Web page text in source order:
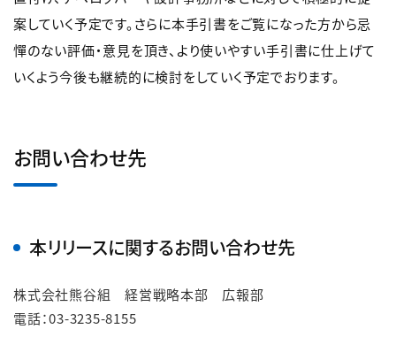
案していく予定です。さらに本手引書をご覧になった方から忌
憚のない評価・意見を頂き、より使いやすい手引書に仕上げて
いくよう今後も継続的に検討をしていく予定でおります。
お問い合わせ先
本リリースに関するお問い合わせ先
株式会社熊谷組 経営戦略本部 広報部
電話：03-3235-8155